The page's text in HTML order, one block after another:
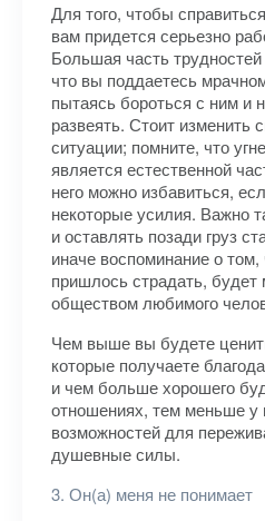
Для того, чтобы
вам придется серьезно
Большая часть трудностей
что вы поддаетесь
пытаясь бороться с ним и
развеять. Стоит изменить
ситуации; помните, что
является естественной
него можно избавиться,
некоторые усилия. Важно
и оставлять позади груз
иначе воспоминание о том,
пришлось страдать,
обществом любимого
Чем выше вы будете
которые получаете
и чем больше хорошего
отношениях, тем меньше у
возможностей для
душевные силы.
3. Он(а) меня не понимает